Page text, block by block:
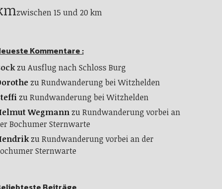
zwischen 15 und 20 km
Kommentare :
zuAusflug nach Schloss Burg
zuRundwanderung bei Witzhelden
zuRundwanderung bei Witzhelden
WegmannzuRundwanderung vorbei an
Bochumer Sternwarte
zuRundwanderung vorbei an der
Sternwarte